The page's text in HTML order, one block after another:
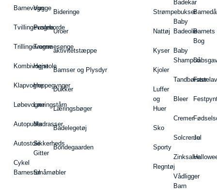
Barnevogn
Tvillingevogne
Trillingevogne
Kombivogne
Klapvogne
Løbevogne
Autopuder
Autostole
Cykel
Barnestol
Vugge
Pusleborde
Tremmesenge
Højstole
Hoppegynger
Læringstårn
Madrasser
Sikkerheds
Gitter
Småmøbler
Bideringe
Uroer
aktivitetstæppe
Bamser og Plysdyr
Dukker
Læringsbøger
Badelegetøj
Bondegaarden
Strømpebukser
Nattøj
Kyser
Kjoler
Luffer
og
Huer
Sko
Sporty
Regntøj
Badekar
Baby
Badeolie
Baby
Shampoo
Tandbørster
Bleer
Cremer
Solcreme
Zinksalve
Vådligger
Barn
Barnets
Bog
Jul